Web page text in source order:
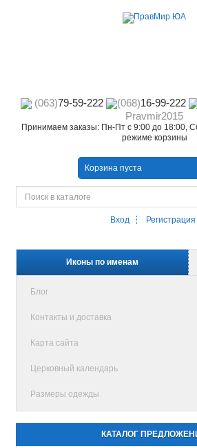
(063)79-59-222 (068)16-99-222
Pravmir2015
Принимаем заказы: Пн-Пт с 9:00 до 18:00,
режиме корзины
Корзина пуста
Вход Регистрация
Иконы по именам
Блог
Контакты и доставка
Карта сайта
Церковный календарь
Размеры одежды
КАТАЛОГ